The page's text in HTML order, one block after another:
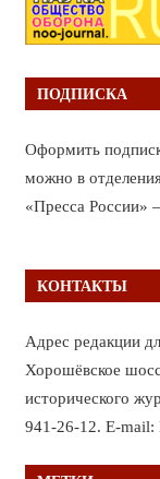
ПОДПИСКА
Оформить
можно в
«Пресса России»
КОНТАКТЫ
Адрес редакции
Хорошёвское
исторического
941-26-12. E-